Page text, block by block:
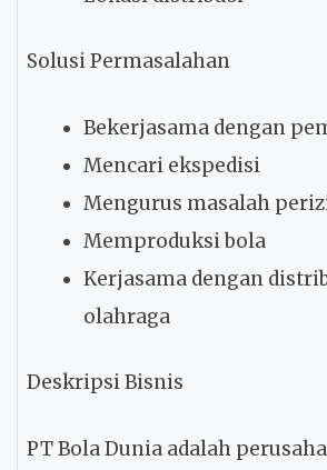
Solusi Permasalahan
Bekerjasama dengan
Mencari ekspedisi
Mengurus masalah
Memproduksi bola
Kerjasama dengan
olahraga
Deskripsi Bisnis
PT Bola Dunia adalah